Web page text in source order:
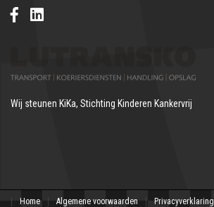
Wij steunen KiKa, Stichting Kinderen Kankervrij
Home Algemene voorwaarden Privacyverklaring